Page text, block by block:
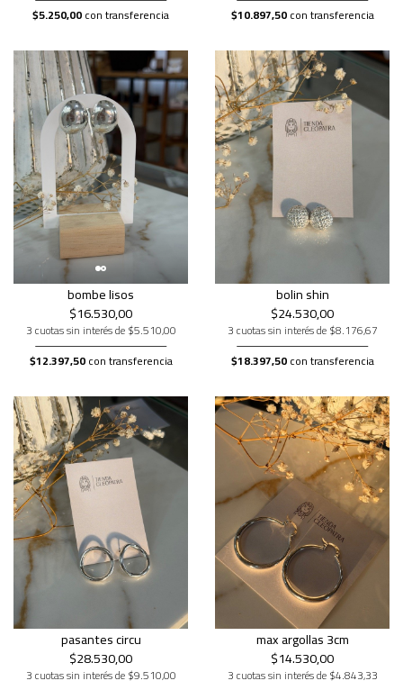
$5.250,00con transferencia
$10.897,50con transferencia
bombe lisos
$16.530,00
3 cuotas sin interés de $5.510,00
$12.397,50con transferencia
bolin shin
$24.530,00
3 cuotas sin interés de $8.176,67
$18.397,50con transferencia
pasantes circu
$28.530,00
3 cuotas sin interés de $9.510,00
max argollas 3cm
$14.530,00
3 cuotas sin interés de $4.843,33